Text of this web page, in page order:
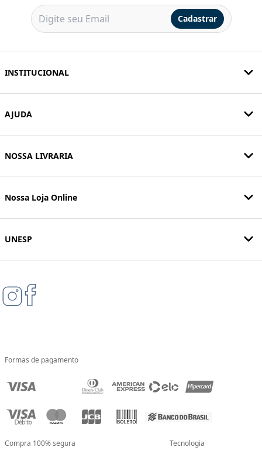
Cadastrar
INSTITUCIONAL
AJUDA
NOSSA LIVRARIA
Nossa Loja Online
UNESP
Formas de pagamento
Compra 100% segura Tecnologia